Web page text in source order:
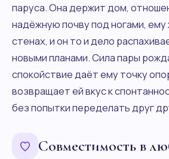
паруса. Она держит дом,
надёжную почву под ногами,
стенах, и он то и дело
новыми планами. Сила пары
спокойствие даёт ему точку
возвращает ей вкус к
без попытки переделать друг
Совместимость в